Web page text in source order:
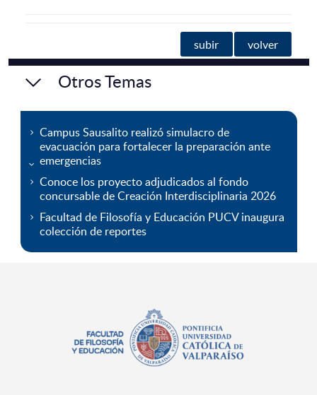
subir volver
Otros Temas
Campus Sausalito realizó simulacro de
evacuación para fortalecer la preparación ante
emergencias
Conoce los proyecto adjudicados al fondo
concursable de Creación Interdisciplinaria 2026
Facultad de Filosofía y Educación PUCV inaugura
colección de reportes